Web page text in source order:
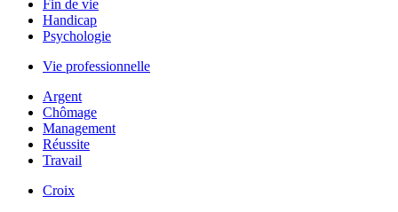
Fin de vie
Handicap
Psychologie
Vie professionnelle
Argent
Chômage
Management
Réussite
Travail
Croix